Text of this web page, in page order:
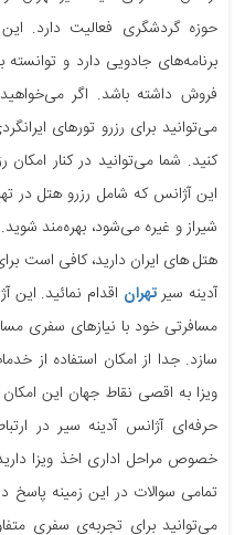
حوزه گردشگری فعالیت دارد.
برنامه‌های جادویی دارد و توانسته
فروش داشته باشد. اگر می‌خواهید
می‌توانید برای رزرو تورهای
کنید. شما می‌توانید در کنار امکان
این آژانس که شامل رزرو هتل در
شیراز و غیره می‌شود، بهره‌مند
هتل های ایران دارید، کافی است
آدینه سیرتهران اقدام نمائید. این
مسافرتی خود با نیازهای سفری
سازد. جدا از امکان استفاده از
ویزا به اقصی نقاط جهان این
حرفه‌ای آژانس آدینه سیر در
خصوص مراحل اداری اخذ ویزا
تمامی سوالات در این زمینه پاسخ
می‌توانید برای تجربه‌ی سفری